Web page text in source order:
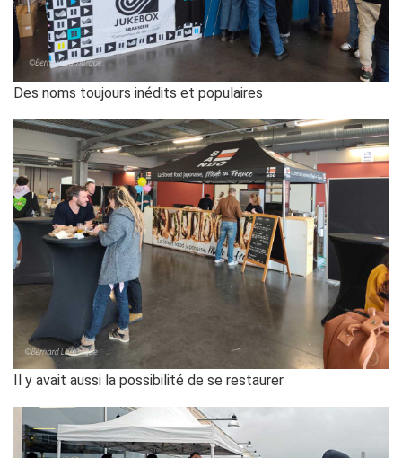
Des noms toujours inédits et populaires
Il y avait aussi la possibilité de se restaurer